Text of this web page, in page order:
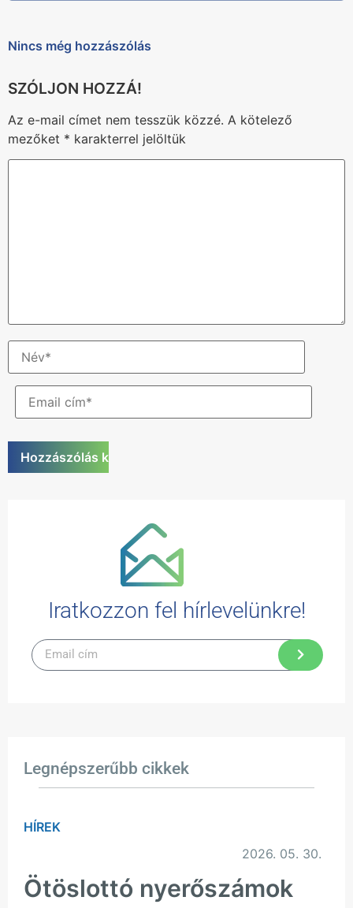
Nincs még hozzászólás
Az e-mail címet nem tesszük közzé. A kötelező
mezőket * karakterrel jelöltük
Iratkozzon fel hírlevelünkre!
Legnépszerűbb cikkek
HÍREK
2026. 05. 30.
Ötöslottó nyerőszámok